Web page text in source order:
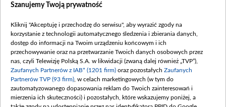
Dostępność
Procedura zgłoszeń wewnętrznych
Szanujemy Twoją prywatność
Kliknij "Akceptuję i przechodzę do serwisu", aby wyrazić zgody na
korzystanie z technologii automatycznego śledzenia i zbierania danych,
dostęp do informacji na Twoim urządzeniu końcowym i ich
przechowywanie oraz na przetwarzanie Twoich danych osobowych przez
nas, czyli Telewizję Polską S.A. w likwidacji (zwaną dalej również „TVP”),
Zaufanych Partnerów z IAB* (1201 firm) oraz pozostałych Zaufanych
Partnerów TVP (93 firm) , w celach marketingowych (w tym do
zautomatyzowanego dopasowania reklam do Twoich zainteresowań i
mierzenia ich skuteczności) i pozostałych, które wskazujemy poniżej, a